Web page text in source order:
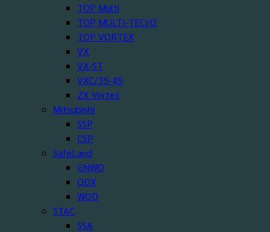
TOP Multi
TOP MULTI-TECH2
TOP VORTEX
VX
VX-ST
VXC/35-45
ZX Vortex
Mitsubishi
SSP
CSP
SafeLand
GNWQ
QDX
WQD
STAC
SSA